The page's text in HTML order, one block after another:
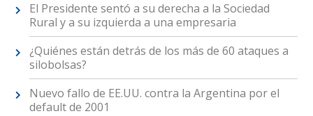
El Presidente sentó a su derecha a la Sociedad
Rural y a su izquierda a una empresaria
¿Quiénes están detrás de los más de 60 ataques a
silobolsas?
Nuevo fallo de EE.UU. contra la Argentina por el
default de 2001